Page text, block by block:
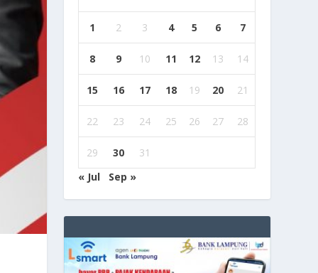
1 2 3 4 5 6 7
8 9 10 11 12 13 14
15 16 17 18 19 20 21
22 23 24 25 26 27 28
29 30
31
« Jul
Sep »